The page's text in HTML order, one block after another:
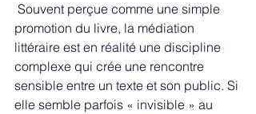
Souvent perçue comme une simple
promotion du livre, la médiation
littéraire est en réalité une discipline
complexe qui crée une rencontre
sensible entre un texte et son public. Si
elle semble parfois « invisible » au